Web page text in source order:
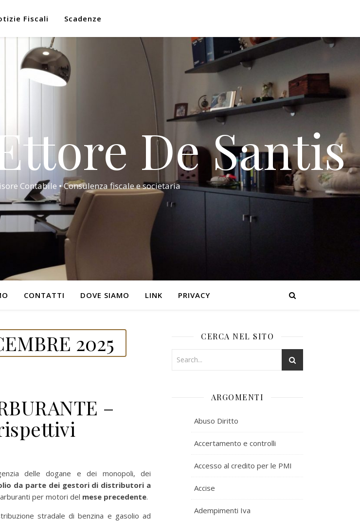
Fiscali Scadenze
De Santis
Contabile • Consulenza fiscale e societaria
CONTATTI DOVE SIAMO LINK PRIVACY
2025
–
delle dogane e dei monopoli, dei
da parte dei gestori di distributori a
per motori del mese precedente.
stradale di benzina e gasolio ad
CERCA NEL SITO
ARGOMENTI
Abuso Diritto
Accertamento e controlli
Accesso al credito per le PMI
Accise
Adempimenti Iva